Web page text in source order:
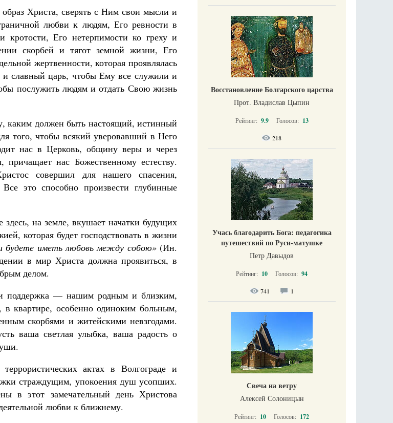
Христа, сверять с Ним свои мысли и
любви к людям, Его ревности в
Его нетерпимости ко греху и
скорбей и тягот земной жизни, Его
жертвенности, которая проявлялась
славный царь, чтобы Ему все служили и
послужить людям и отдать Свою жизнь
каким должен быть настоящий, истинный
того, чтобы всякий уверовавший в Него
нас в Церковь, общину веры и через
нас Божественному естеству.
совершил для нашего спасения,
это способно произвести глубинные
на земле, вкушает начатки будущих
которая будет господствовать в жизни
будете иметь любовь между собою»(Ин.
в мир Христа должна проявиться, в
делом.
поддержка — нашим родным и близким,
квартире, особенно одиноким больным,
скорбями и житейскими невзгодами.
ваша светлая улыбка, ваша радость о
актах в Волгограде и
страждущим, упокоения душ усопших.
в этот замечательный день Христова
любви к ближнему.
Восстановление Болгарского царства
Прот. Владислав Цыпин
Рейтинг: 9.9 Голосов: 13
218
Учась благодарить Бога: педагогика
путешествий по Руси-матушке
Петр Давыдов
Рейтинг: 10 Голосов: 94
741 1
Свеча на ветру
Алексей Солоницын
Рейтинг: 10 Голосов: 172